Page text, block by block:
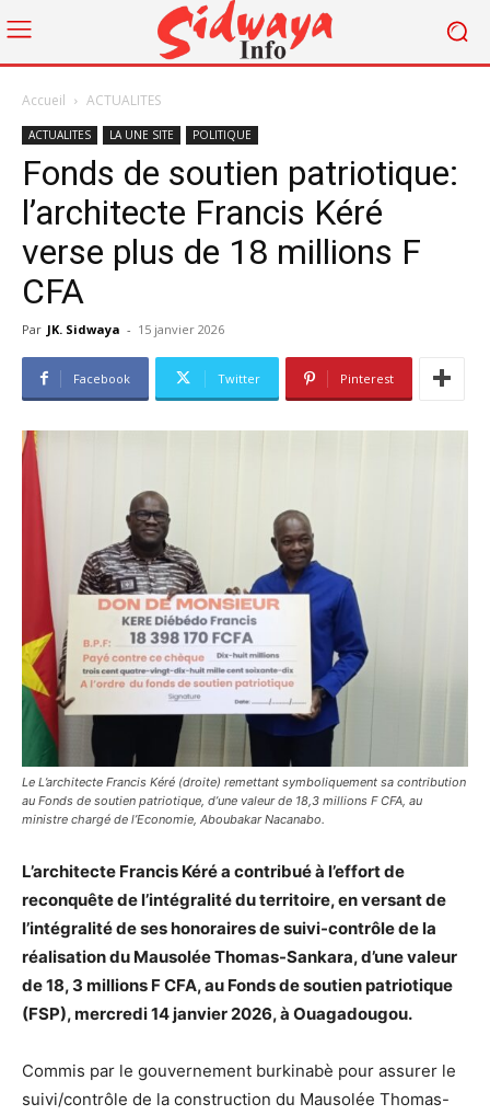
Accueil ACTUALITES
ACTUALITES LA UNE SITE POLITIQUE
Fonds de soutien patriotique:
l’architecte Francis Kéré
verse plus de 18 millions F
CFA
Par JK. Sidwaya - 15 janvier 2026
Facebook Twitter Pinterest
Le L’architecte Francis Kéré (droite) remettant symboliquement sa contribution
au Fonds de soutien patriotique, d’une valeur de 18,3 millions F CFA, au
ministre chargé de l’Economie, Aboubakar Nacanabo.
L’architecte Francis Kéré a contribué à l’effort de
reconquête de l’intégralité du territoire, en versant de
l’intégralité de ses honoraires de suivi-contrôle de la
réalisation du Mausolée Thomas-Sankara, d’une valeur
de 18, 3 millions F CFA, au Fonds de soutien patriotique
(FSP), mercredi 14 janvier 2026, à Ouagadougou.
Commis par le gouvernement burkinabè pour assurer le
suivi/contrôle de la construction du Mausolée Thomas-